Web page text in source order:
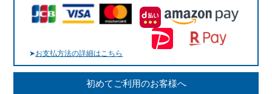
➤お支払方法の詳細はこちら
初めてご利用のお客様へ